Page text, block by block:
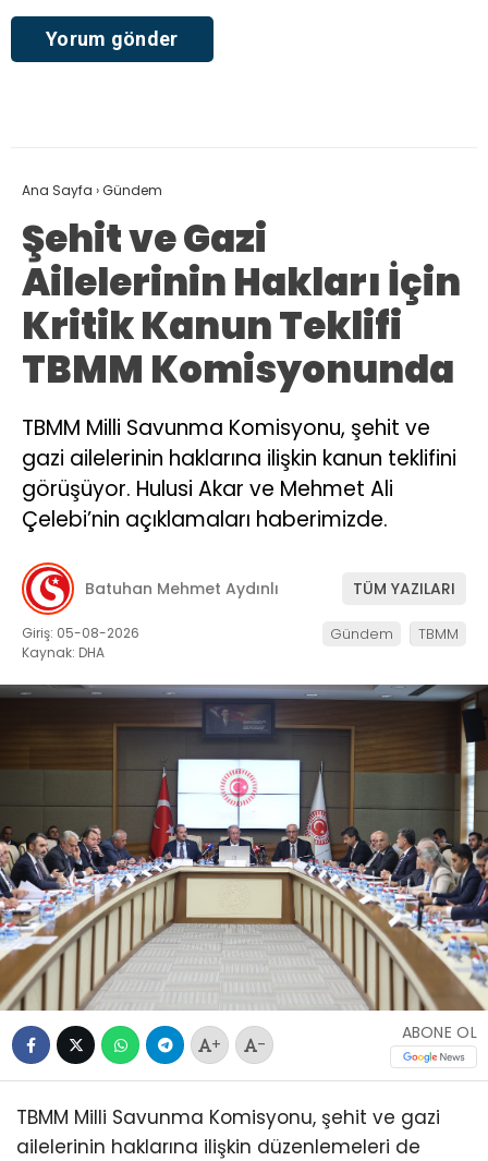
Ana Sayfa ›Gündem
Şehit ve Gazi
Ailelerinin Hakları İçin
Kritik Kanun Teklifi
TBMM Komisyonunda
TBMM Milli Savunma Komisyonu, şehit ve
gazi ailelerinin haklarına ilişkin kanun teklifini
görüşüyor. Hulusi Akar ve Mehmet Ali
Çelebi’nin açıklamaları haberimizde.
Batuhan Mehmet Aydınlı TÜM YAZILARI
Giriş: 05-08-2026
Kaynak: DHA
Gündem TBMM
+ -
ABONE OL
TBMM Milli Savunma Komisyonu, şehit ve gazi
ailelerinin haklarına ilişkin düzenlemeleri de